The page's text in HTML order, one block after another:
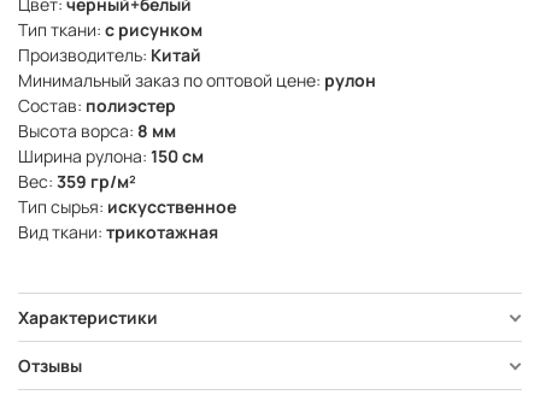
Цвет: черный+белый
Тип ткани: с рисунком
Производитель: Китай
Минимальный заказ по оптовой цене: рулон
Состав: полиэстер
Высота ворса: 8 мм
Ширина рулона: 150 см
Вес: 359 гр/м²
Тип сырья: искусственное
Вид ткани: трикотажная
Характеристики
Отзывы